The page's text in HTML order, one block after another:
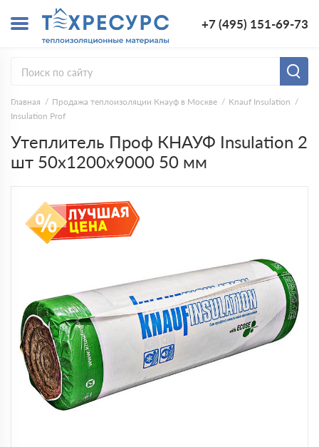
+7 (495) 151-69-73
Главная Продажа теплоизоляции Кнауф в Москве
Knauf Insulation
Insulation Prof
Утеплитель Проф КНАУФ Insulation 2
шт 50х1200х9000 50 мм